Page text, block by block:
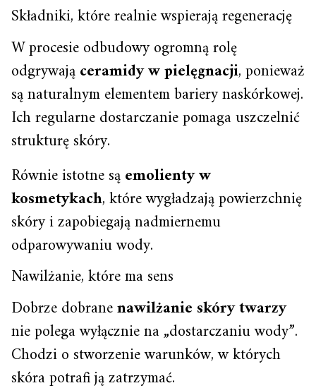
Składniki, które realnie wspierają regenerację
W procesie odbudowy ogromną rolę
odgrywająceramidy w pielęgnacji, ponieważ
są naturalnym elementem bariery naskórkowej.
Ich regularne dostarczanie pomaga uszczelnić
strukturę skóry.
Równie istotne sąemolienty w
kosmetykach, które wygładzają powierzchnię
skóry i zapobiegają nadmiernemu
odparowywaniu wody.
Nawilżanie, które ma sens
Dobrze dobranenawilżanie skóry twarzy
nie polega wyłącznie na „dostarczaniu wody”.
Chodzi o stworzenie warunków, w których
skóra potrafi ją zatrzymać.